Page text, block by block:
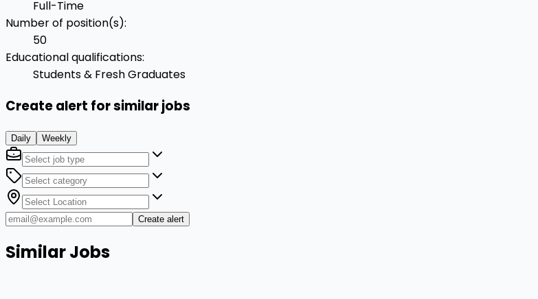
Full-Time
Number of position(s):
50
Educational qualifications:
Students & Fresh Graduates
Create alert for similar jobs
Daily Weekly
Create alert
Similar Jobs